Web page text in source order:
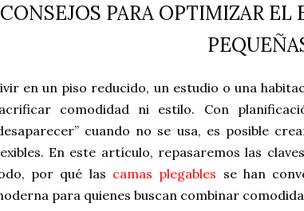
CONSEJOS PARA OPTIMIZAR EL
en un piso reducido, un estudio o una
comodidad ni estilo. Con
cuando no se usa, es posible
En este artículo, repasaremos las
por qué las camas plegables se han
para quienes buscan combinar